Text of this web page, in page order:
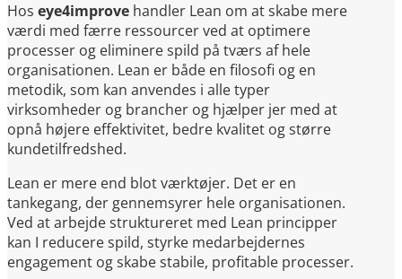
Hos eye4improve handler Lean om at skabe mere
værdi med færre ressourcer ved at optimere
processer og eliminere spild på tværs af hele
organisationen. Lean er både en filosofi og en
metodik, som kan anvendes i alle typer
virksomheder og brancher og hjælper jer med at
opnå højere effektivitet, bedre kvalitet og større
kundetilfredshed.
Lean er mere end blot værktøjer. Det er en
tankegang, der gennemsyrer hele organisationen.
Ved at arbejde struktureret med Lean principper
kan I reducere spild, styrke medarbejdernes
engagement og skabe stabile, profitable processer.